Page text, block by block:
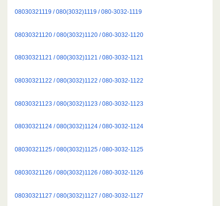
08030321119 / 080(3032)1119 / 080-3032-1119
08030321120 / 080(3032)1120 / 080-3032-1120
08030321121 / 080(3032)1121 / 080-3032-1121
08030321122 / 080(3032)1122 / 080-3032-1122
08030321123 / 080(3032)1123 / 080-3032-1123
08030321124 / 080(3032)1124 / 080-3032-1124
08030321125 / 080(3032)1125 / 080-3032-1125
08030321126 / 080(3032)1126 / 080-3032-1126
08030321127 / 080(3032)1127 / 080-3032-1127